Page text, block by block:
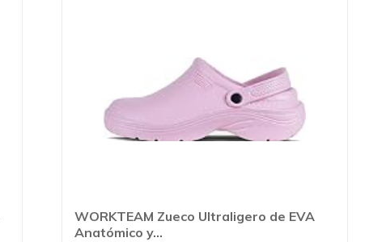
WORKTEAM Zueco Ultraligero de EVA
Anatómico y...